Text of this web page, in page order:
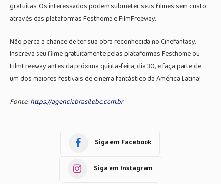
gratuitas. Os interessados podem submeter seus filmes sem custo
através das plataformas Festhome e FilmFreeway.
Não perca a chance de ter sua obra reconhecida no Cinefantasy.
Inscreva seu filme gratuitamente pelas plataformas Festhome ou
FilmFreeway antes da próxima quinta-feira, dia 30, e faça parte de
um dos maiores festivais de cinema fantástico da América Latina!
Fonte:https://agenciabrasil.ebc.com.br
Siga em Facebook
Siga em Instagram